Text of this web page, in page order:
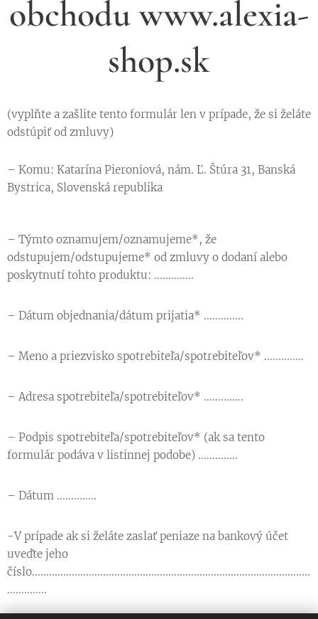
obchodu www.alexia-
shop.sk
(vyplňte a zašlite tento formulár len v prípade, že si želáte
odstúpiť od zmluvy)
– Komu: Katarína Pieroniová, nám. Ľ. Štúra 31, Banská
Bystrica, Slovenská republika
– Týmto oznamujem/oznamujeme*, že
odstupujem/odstupujeme* od zmluvy o dodaní alebo
poskytnutí tohto produktu: ..............
– Dátum objednania/dátum prijatia* ..............
– Meno a priezvisko spotrebiteľa/spotrebiteľov* ..............
– Adresa spotrebiteľa/spotrebiteľov* ..............
– Podpis spotrebiteľa/spotrebiteľov* (ak sa tento
formulár podáva v listinnej podobe) ..............
– Dátum ..............
-V prípade ak si želáte zaslať peniaze na bankový účet
uveďte jeho
číslo..................................................................................................
..............